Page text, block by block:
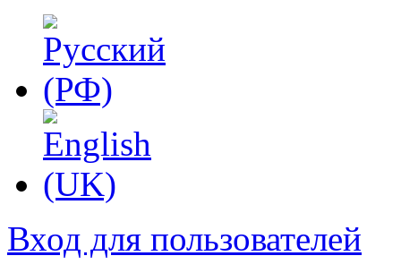
Вход для пользователей